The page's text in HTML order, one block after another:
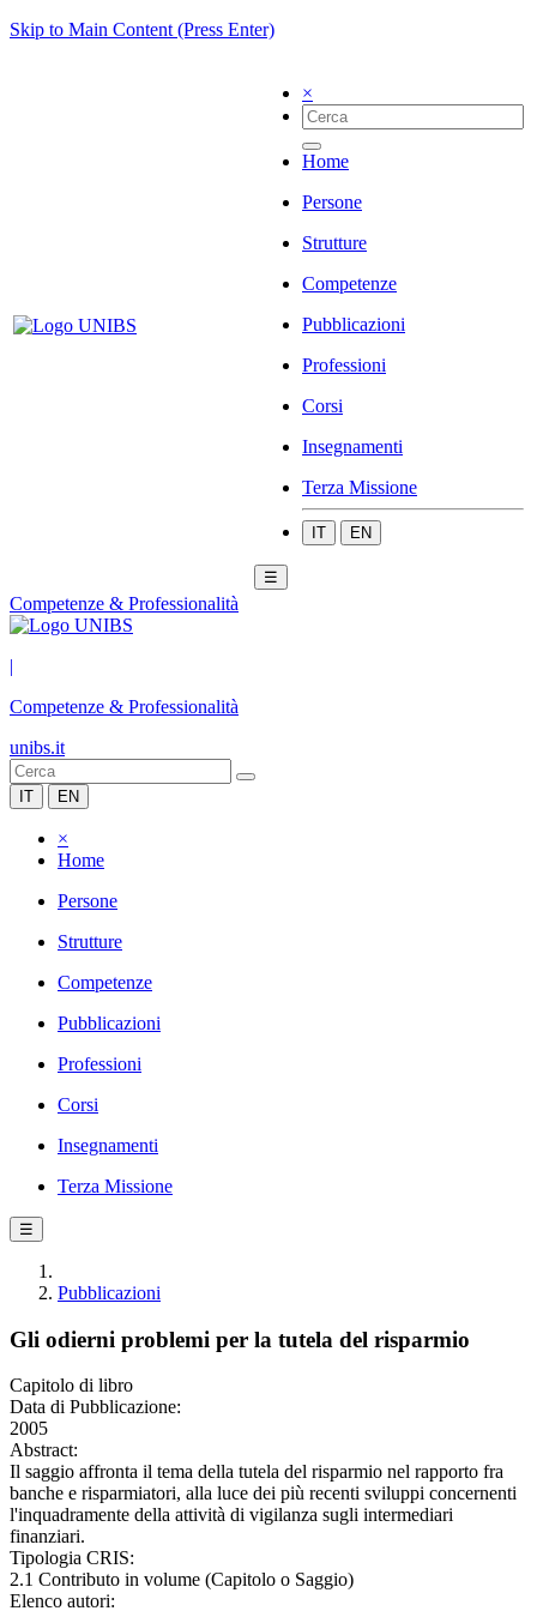
Skip to Main Content (Press Enter)
×
Home
Persone
Strutture
Competenze
Pubblicazioni
Professioni
Corsi
Insegnamenti
Terza Missione
IT EN
☰
Competenze & Professionalità
|
Competenze & Professionalità
unibs.it
IT EN
×
Home
Persone
Strutture
Competenze
Pubblicazioni
Professioni
Corsi
Insegnamenti
Terza Missione
☰
Pubblicazioni
Gli odierni problemi per la tutela del risparmio
Capitolo di libro
Data di Pubblicazione:
2005
Abstract:
Il saggio affronta il tema della tutela del risparmio nel rapporto fra
banche e risparmiatori, alla luce dei più recenti sviluppi concernenti
l'inquadramente della attività di vigilanza sugli intermediari
finanziari.
Tipologia CRIS:
2.1 Contributo in volume (Capitolo o Saggio)
Elenco autori: